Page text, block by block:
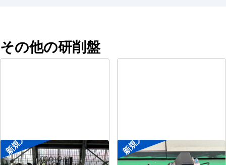
その他の研削盤
新規入荷
円筒研削盤 新規入荷
ドリル研削盤